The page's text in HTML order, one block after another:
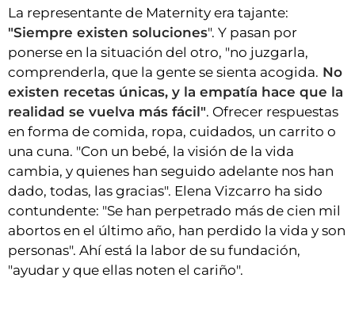
La representante de Maternity era tajante:
"Siempre existen soluciones". Y pasan por
ponerse en la situación del otro, "no juzgarla,
comprenderla, que la gente se sienta acogida. No
existen recetas únicas, y la empatía hace que la
realidad se vuelva más fácil". Ofrecer respuestas
en forma de comida, ropa, cuidados, un carrito o
una cuna. "Con un bebé, la visión de la vida
cambia, y quienes han seguido adelante nos han
dado, todas, las gracias". Elena Vizcarro ha sido
contundente: "Se han perpetrado más de cien mil
abortos en el último año, han perdido la vida y son
personas". Ahí está la labor de su fundación,
"ayudar y que ellas noten el cariño".